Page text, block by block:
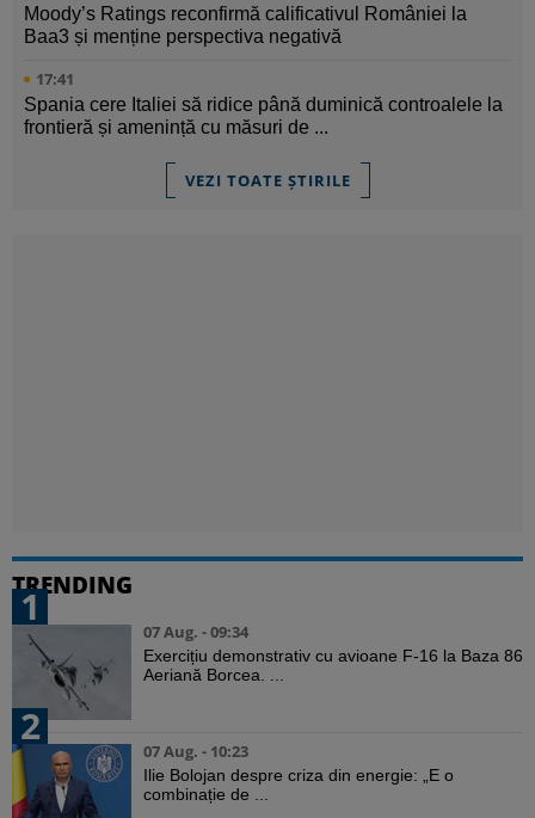
Moody’s Ratings reconfirmă calificativul României la
Baa3 și menține perspectiva negativă
17:41
Spania cere Italiei să ridice până duminică controalele la
frontieră și amenință cu măsuri de ...
VEZI TOATE ȘTIRILE
TRENDING
1
07 Aug. - 09:34
Exercițiu demonstrativ cu avioane F-16 la Baza 86
Aeriană Borcea. ...
2
07 Aug. - 10:23
Ilie Bolojan despre criza din energie: „E o
combinație de ...